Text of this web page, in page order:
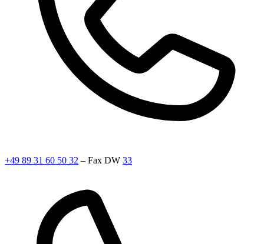
+49 89 31 60 50 32 – Fax DW 33